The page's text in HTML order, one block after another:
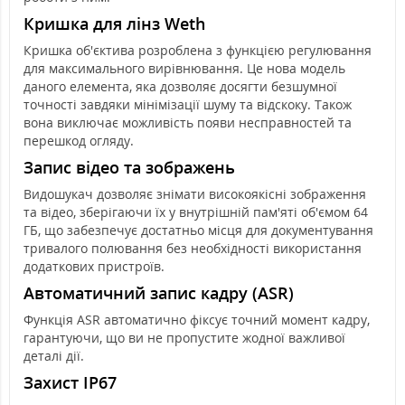
Кришка для лінз Weth
Кришка об'єктива розроблена з функцією регулювання
для максимального вирівнювання. Це нова модель
даного елемента, яка дозволяє досягти безшумної
точності завдяки мінімізації шуму та відскоку. Також
вона виключає можливість появи несправностей та
перешкод огляду.
Запис відео та зображень
Видошукач дозволяє знімати високоякісні зображення
та відео, зберігаючи їх у внутрішній пам'яті об'ємом 64
ГБ, що забезпечує достатньо місця для документування
тривалого полювання без необхідності використання
додаткових пристроїв.
Автоматичний запис кадру (ASR)
Функція ASR автоматично фіксує точний момент кадру,
гарантуючи, що ви не пропустите жодної важливої ​​
деталі дії.
Захист IP67